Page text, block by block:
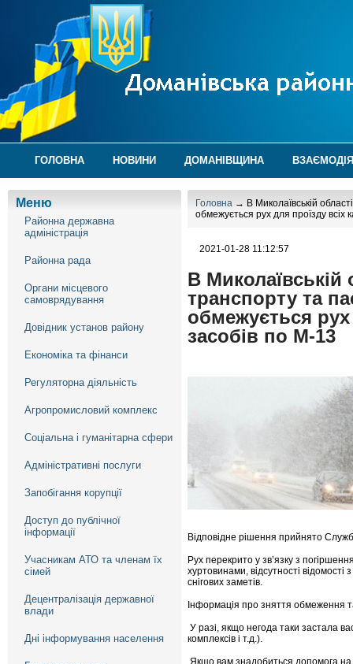
ГОЛОВНА НОВИНИ ДОМАНІВЩИНА
Меню
Районна державна
адміністрація
Районна рада
Органи місцевого
самоврядування
Довідник установ району
Економіка та фінанси
Регуляторна діяльність
Агропромисловий комплекс
Соціальна і гуманітарна сфери
Адміністративні послуги
Запобігання корупції
Доступ до публічної
інформації
Учасникам АТО та членам їх
сімей
Децентралізація державної
влади
Дні інформування населення
Головна → В Миколаївській
обмежується рух для проїзду всіх
2021-01-28 11:12:57
В Миколаївській
транспорту та
обмежується рух
засобів по М-13
Відповідне рішення прийнято
Рух перекрито у зв’язку з
хуртовинами, відсутності
снігових заметів.
Інформація про зняття обмеження
У разі, якщо негода таки застала
комплексів і т.д.).
Якщо вам знадобиться допомога на